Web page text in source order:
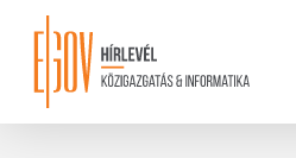
content